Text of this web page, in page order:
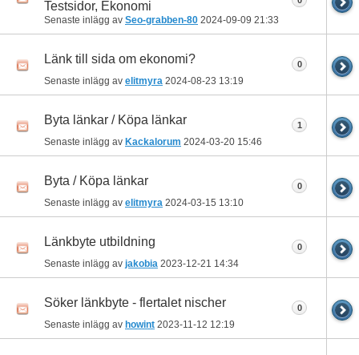
Testsidor, Ekonomi
Senaste inlägg av Seo-grabben-80 2024-09-09 21:33
Länk till sida om ekonomi?
Senaste inlägg av elitmyra 2024-08-23 13:19
0
Byta länkar / Köpa länkar
Senaste inlägg av Kackalorum 2024-03-20 15:46
1
Byta / Köpa länkar
Senaste inlägg av elitmyra 2024-03-15 13:10
0
Länkbyte utbildning
Senaste inlägg av jakobia 2023-12-21 14:34
0
Söker länkbyte - flertalet nischer
Senaste inlägg av howint 2023-11-12 12:19
0